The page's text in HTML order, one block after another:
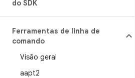
do SDK
Ferramentas de linha de
comando
Visão geral
aapt2